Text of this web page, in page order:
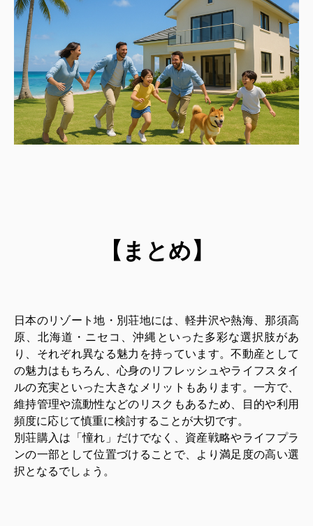
【まとめ】
日本のリゾート地・別荘地には、軽井沢や熱海、那須高
原、北海道・ニセコ、沖縄といった多彩な選択肢があ
り、それぞれ異なる魅力を持っています。不動産として
の魅力はもちろん、心身のリフレッシュやライフスタイ
ルの充実といった大きなメリットもあります。一方で、
維持管理や流動性などのリスクもあるため、目的や利用
頻度に応じて慎重に検討することが大切です。
別荘購入は「憧れ」だけでなく、資産戦略やライフプラ
ンの一部として位置づけることで、より満足度の高い選
択となるでしょう。